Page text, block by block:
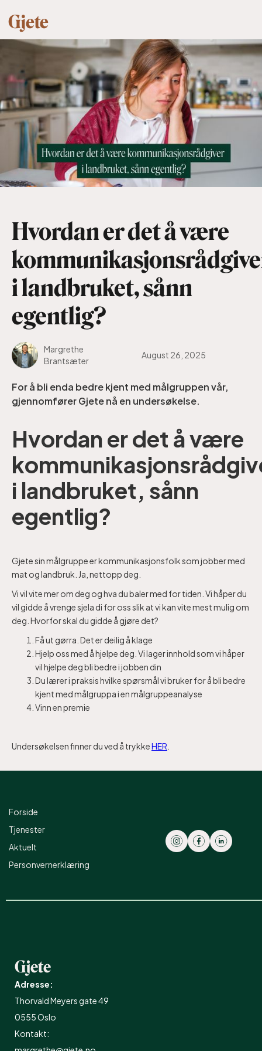
Gjete
Hvordan er det å være
i landbruket, sånn
egentlig?
Margrethe
Brantsæter
August 26, 2025
For å bli enda bedre kjent med målgruppen vår,
gjennomfører Gjete nå en undersøkelse.
Hvordan er det å være
i landbruket, sånn
egentlig?
Gjete sin målgruppe er kommunikasjonsfolk som jobber med
mat og landbruk. Ja, nettopp deg.
Vi vil vite mer om deg og hva du baler med for tiden. Vi håper du
vil gidde å vrenge sjela di for oss slik at vi kan vite mest mulig om
deg. Hvorfor skal du gidde å gjøre det?
Få ut gørra. Det er deilig å klage
Hjelp oss med å hjelpe deg. Vi lager innhold som vi håper
vil hjelpe deg bli bedre i jobben din
Du lærer i praksis hvilke spørsmål vi bruker for å bli bedre
kjent med målgruppa i en målgruppeanalyse
Vinn en premie
Undersøkelsen finner du ved å trykkeHER
Forside
Tjenester
Aktuelt
Personvernerklæring
Gjete
Adresse:
Thorvald Meyers gate 49
0555 Oslo
Kontakt: